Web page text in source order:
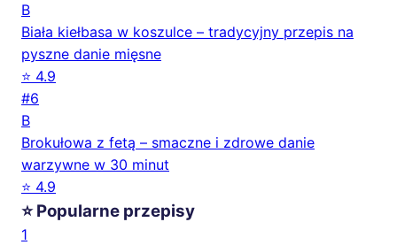
B
Biała kiełbasa w koszulce – tradycyjny przepis na
pyszne danie mięsne
⭐ 4.9
#6
B
Brokułowa z fetą – smaczne i zdrowe danie
warzywne w 30 minut
⭐ 4.9
⭐ Popularne przepisy
1